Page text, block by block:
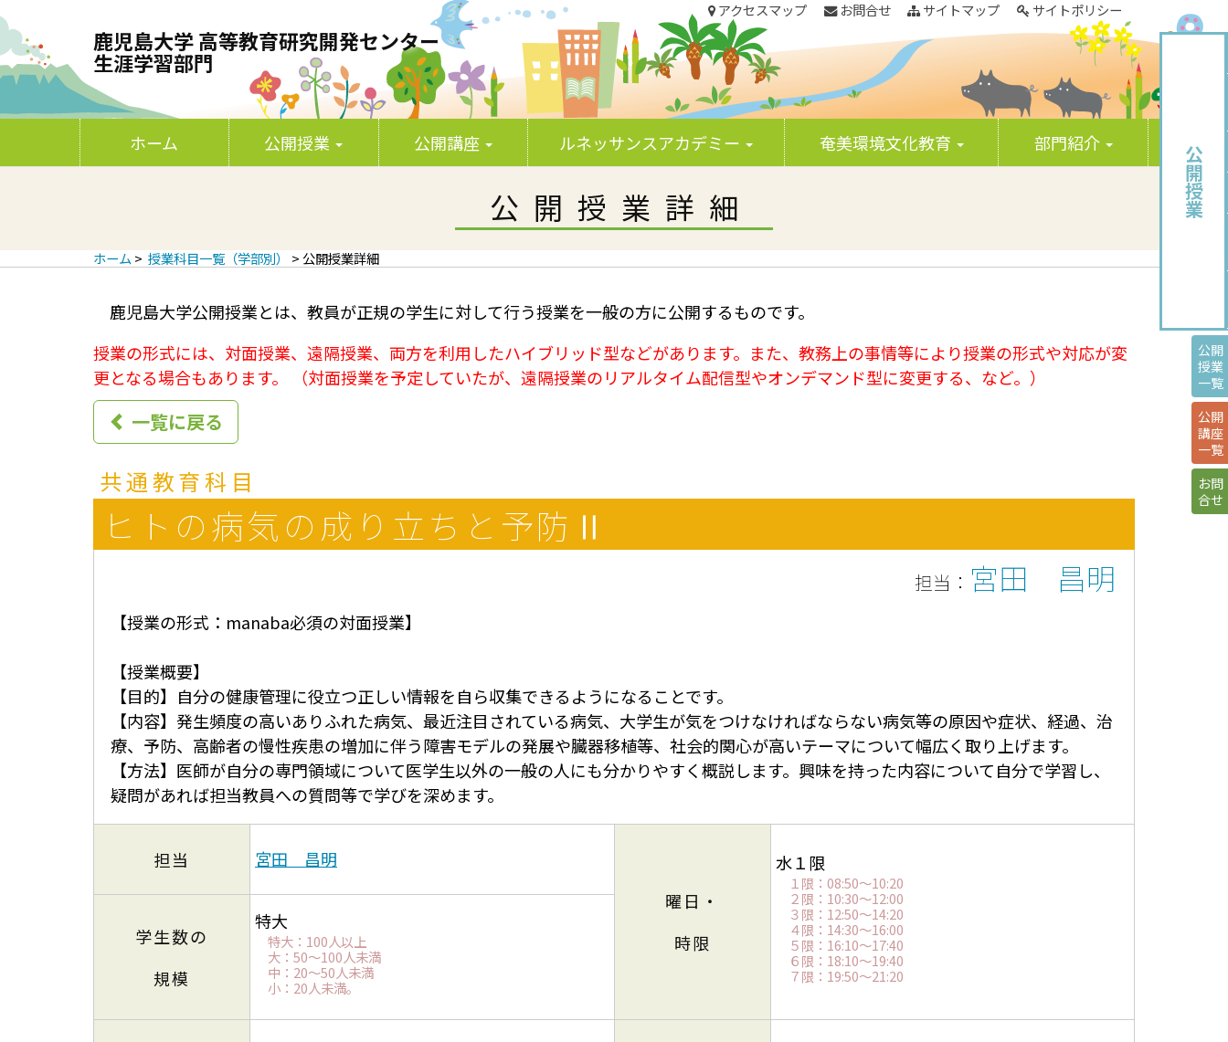
アクセスマップ お問合せ サイトマップ サイトポリシー
鹿児島大学 高等教育研究開発センター
生涯学習部門
r
a
S
n
t
鹿児島大学 高等教育研究開発センター 生涯学習部門
ホーム 公開授業 公開講座 ルネッサンスアカデミー 奄美環境文化教育 部門紹介
公開授業詳細
ホーム > 授業科目一覧（学部別） > 公開授業詳細
鹿児島大学公開授業とは、教員が正規の学生に対して行う授業を一般の方に公開するものです。
授業の形式には、対面授業、遠隔授業、両方を利用したハイブリッド型などがあります。また、教務上の事情等により授業の形式や対応が変
更となる場合もあります。 （対面授業を予定していたが、遠隔授業のリアルタイム配信型やオンデマンド型に変更する、など。）
一覧に戻る
共通教育科目
ヒトの病気の成り立ちと予防Ⅱ
担当： 宮田 昌明
【授業の形式：manaba必須の対面授業】
【授業概要】
【目的】自分の健康管理に役立つ正しい情報を自ら収集できるようになることです。
【内容】発生頻度の高いありふれた病気、最近注目されている病気、大学生が気をつけなければならない病気等の原因や症状、経過、治
療、予防、高齢者の慢性疾患の増加に伴う障害モデルの発展や臓器移植等、社会的関心が高いテーマについて幅広く取り上げます。
【方法】医師が自分の専門領域について医学生以外の一般の人にも分かりやすく概説します。興味を持った内容について自分で学習し、
疑問があれば担当教員への質問等で学びを深めます。
担当
宮田 昌明
曜日・
時限
水１限
１限：08:50～10:20
２限：10:30～12:00
３限：12:50～14:20
４限：14:30～16:00
５限：16:10～17:40
６限：18:10～19:40
７限：19:50～21:20
学生数の
規模
特大
特大：100人以上
大：50～100人未満
中：20～50人未満
小：20人未満。
公開授業
公開
授業
一覧
公開
講座
一覧
お問
合せ